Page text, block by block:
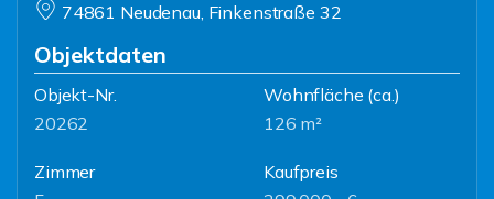
74861 Neudenau, Finkenstraße 32
Objektdaten
Objekt-Nr.
20262
Wohnfläche (ca.)
126 m²
Zimmer
Kaufpreis